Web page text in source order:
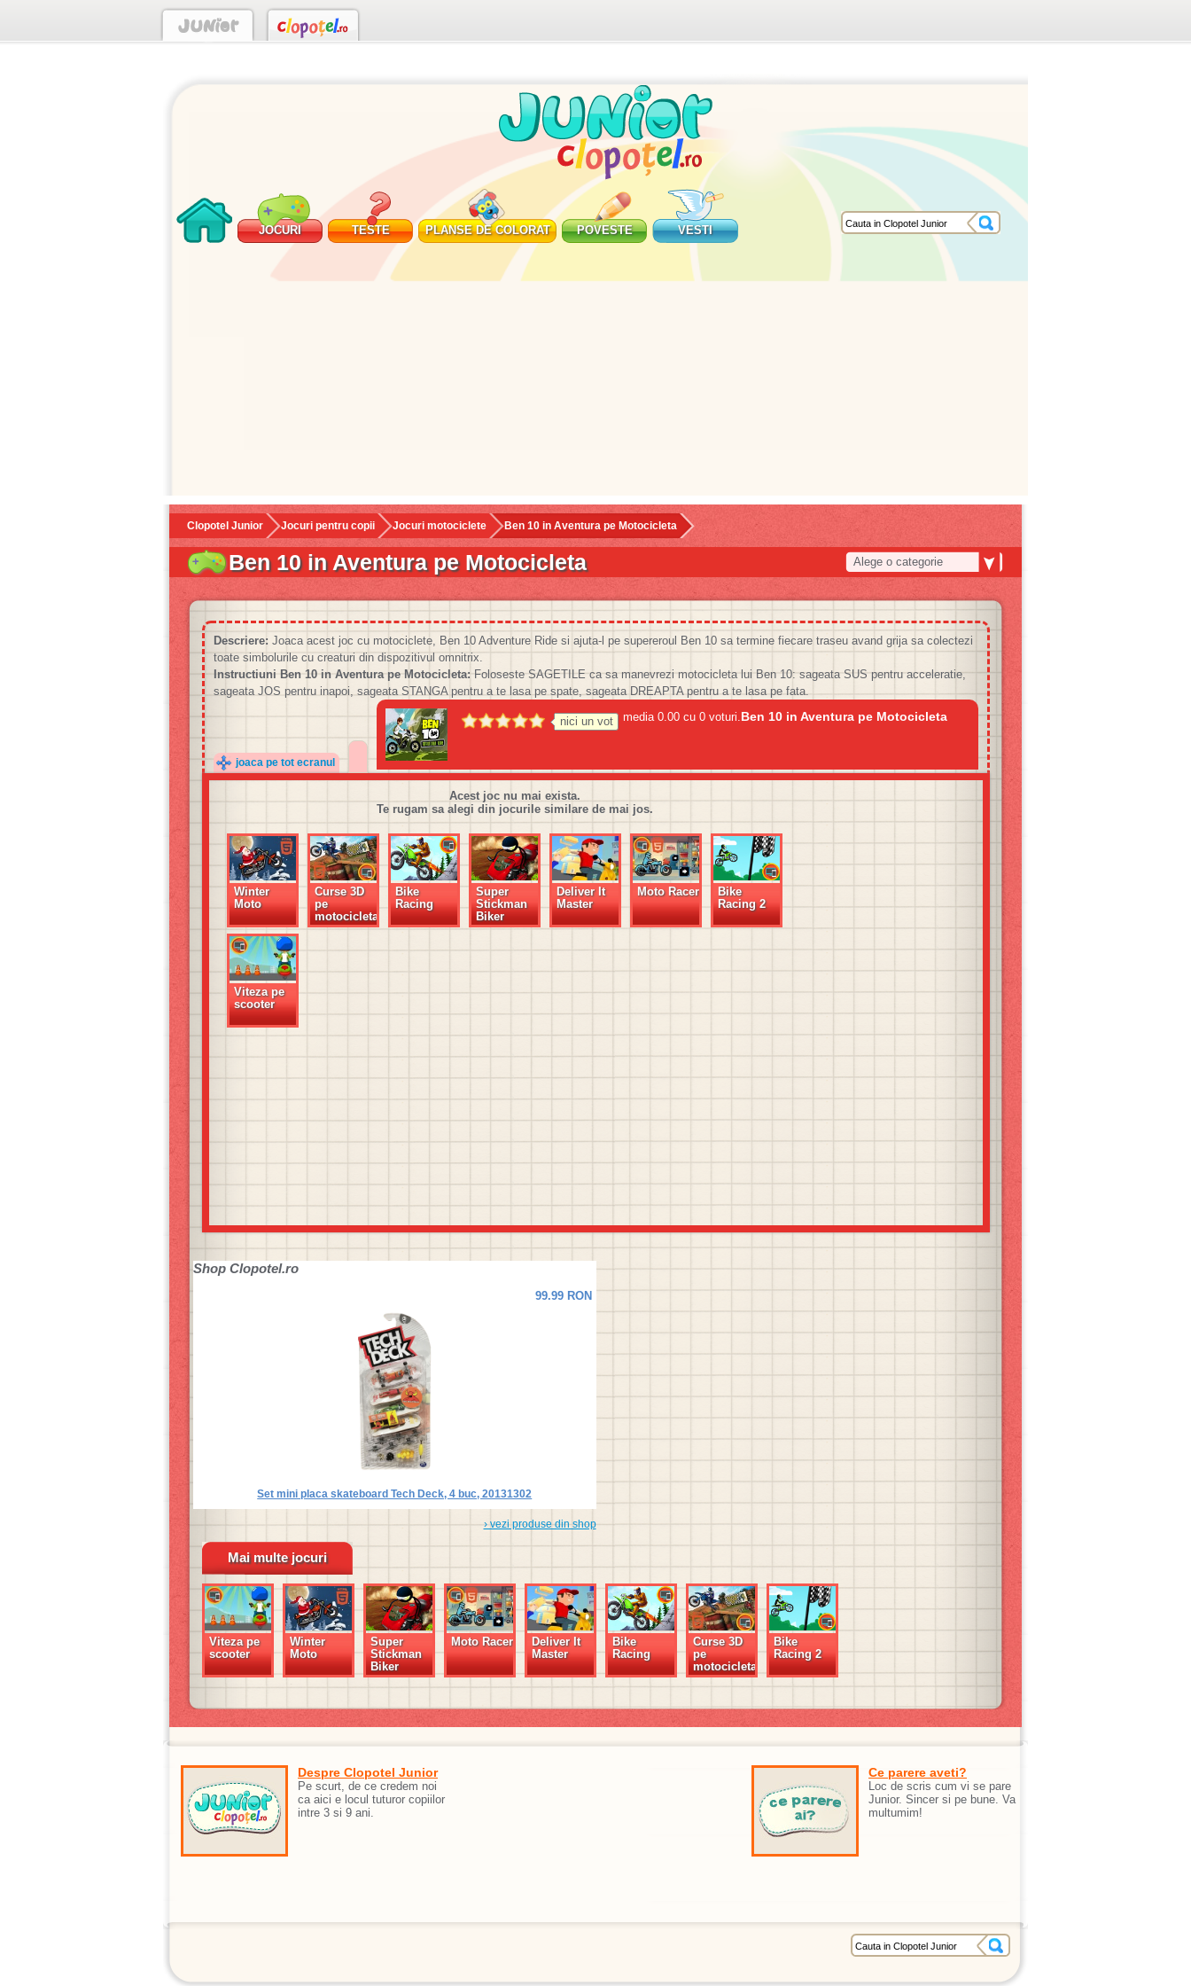
JOCURI TESTE PLANSE DE COLORAT POVESTE VESTI
Clopotel Junior Jocuri pentru copii Jocuri motociclete Ben 10 in Aventura pe Motocicleta
Ben 10 in Aventura pe Motocicleta Alege o categorie
Descriere: Joaca acest joc cu motociclete, Ben 10 Adventure Ride si ajuta-l pe supereroul Ben 10 sa termine fiecare traseu avand grija sa colectezi
toate simbolurile cu creaturi din dispozitivul omnitrix.
Instructiuni Ben 10 in Aventura pe Motocicleta: Foloseste SAGETILE ca sa manevrezi motocicleta lui Ben 10: sageata SUS pentru acceleratie,
sageata JOS pentru inapoi, sageata STANGA pentru a te lasa pe spate, sageata DREAPTA pentru a te lasa pe fata.
joaca pe tot ecranul
Ben 10 in Aventura pe Motocicleta
nici un vot media 0.00 cu 0 voturi.
Acest joc nu mai exista.
Te rugam sa alegi din jocurile similare de mai jos.
Winter
Moto
Curse 3D
pe
motocicleta
Bike
Racing
Super
Stickman
Biker
Deliver It
Master
Moto Racer
Bike
Racing 2
Viteza pe
scooter
Shop Clopotel.ro
Set mini placa skateboard Tech Deck, 4 buc, 20131302
99.99 RON
› vezi produse din shop
Mai multe jocuri
Viteza pe
scooter
Winter
Moto
Super
Stickman
Biker
Moto Racer
Deliver It
Master
Bike
Racing
Curse 3D
pe
motocicleta
Bike
Racing 2
Despre Clopotel Junior
Pe scurt, de ce credem noi
ca aici e locul tuturor copiilor
intre 3 si 9 ani.
Ce parere aveti?
Loc de scris cum vi se pare
Junior. Sincer si pe bune. Va
multumim!